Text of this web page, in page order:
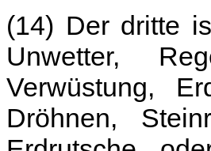
(14) Der dritte
Unwetter,
Verwüstung,
Dröhnen,